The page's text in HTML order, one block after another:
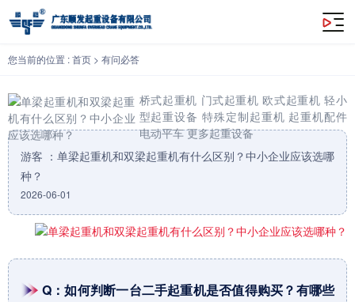
单梁起重机和双梁起重机有什么区别？中小企业应该选哪种？
您当前的位置 :首页 > 有问必答
桥式起重机 门式起重机 欧式起重机 轻小
型起重设备 特殊定制起重机 起重机配件
电动平车 更多起重设备
游客 ：单梁起重机和双梁起重机有什么区别？中小企业应该选哪
种？
2026-06-01
Q：如何判断一台二手起重机是否值得购买？有哪些